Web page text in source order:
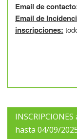
Email de
Email de
inscripciones:
hasta 04/09/